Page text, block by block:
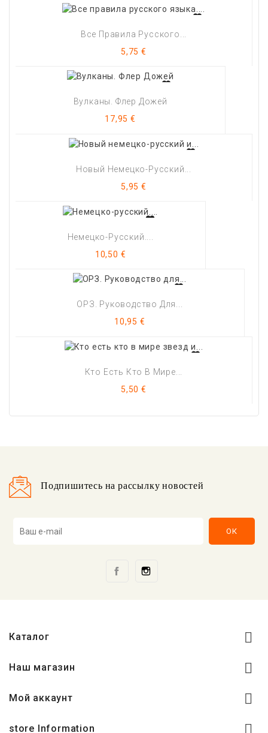
Все Правила Русского...
Цена
5,75 €
Вулканы. Флер Дожей
Цена
17,95 €
Новый Немецко-Русский...
Цена
5,95 €
Немецко-Русский....
Цена
10,50 €
ОРЗ. Руководство Для...
Цена
10,95 €
Кто Есть Кто В Мире...
Цена
5,50 €
Подпишитесь на рассылку новостей
Facebook
Каталог 
Наш магазин 
Мой аккаунт 
store Information 